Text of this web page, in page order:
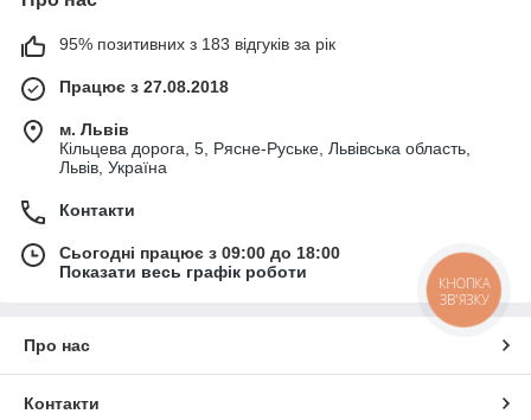
95% позитивних з 183 відгуків за рік
Працює з 27.08.2018
м. Львів
Кільцева дорога, 5, Рясне-Руське, Львівська область,
Львів, Україна
Контакти
Сьогодні працює з 09:00 до 18:00
Показати весь графік роботи
Про нас
Контакти
КНОПКА
ЗВ'ЯЗКУ